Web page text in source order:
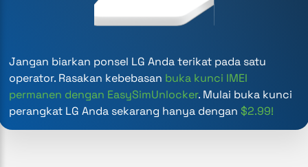
Jangan biarkan ponsel LG Anda terikat pada satu
operator. Rasakan kebebasan buka kunci IMEI
permanen dengan EasySimUnlocker. Mulai buka kunci
perangkat LG Anda sekarang hanya dengan $2.99!